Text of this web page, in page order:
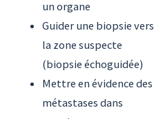
un organe
Guider une biopsie vers
la zone suspecte
(biopsie échoguidée)
Mettre en évidence des
métastases dans